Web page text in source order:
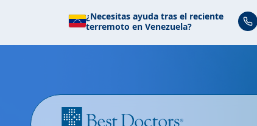
¿Necesitas ayuda tras el reciente
terremoto en Venezuela?